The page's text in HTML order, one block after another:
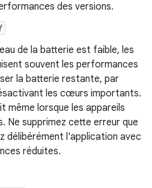
des versions.
de la batterie est faible, les
souvent les performances
la batterie restante, par
les cœurs importants.
même lorsque les appareils
Ne supprimez cette erreur que
délibérément l'application avec
réduites.